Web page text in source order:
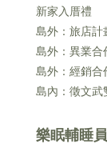
新家入厝禮
島外：旅店計
島外：異業合
島外：經銷合
島內：徵文武
樂眠輔睡員